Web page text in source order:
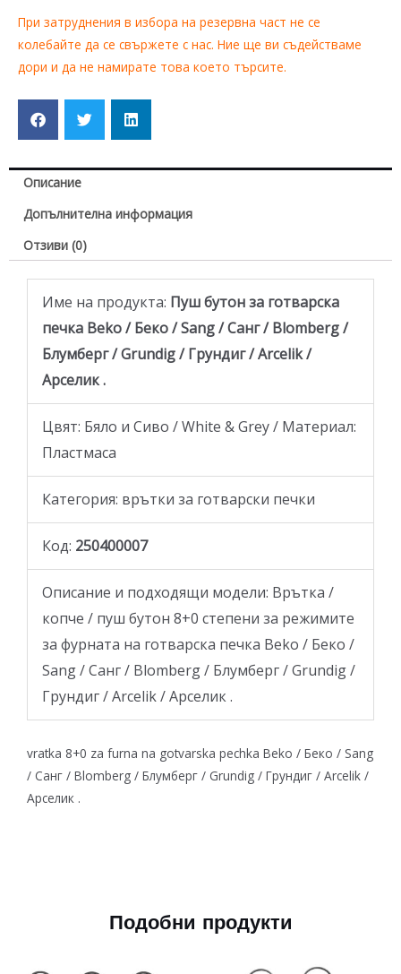
При затруднения в избора на резервна част не се
колебайте да се свържете с нас. Ние ще ви съдействаме
дори и да не намирате това което търсите.
Описание
Допълнителна информация
Отзиви (0)
Име на продукта: Пуш бутонза готварска
печка Beko / Беко / Sang / Санг / Blomberg /
Блумберг / Grundig / Грундиг / Arcelik /
Арселик .
Цвят: Бяло и Сиво / White & Grey / Материал:
Пластмаса
Категория: врътки за готварски печки
Код: 250400007
Описание и подходящи модели: Врътка /
копче / пуш бутон 8+0 степени за режимите
за фурната на готварска печка Beko / Беко /
Sang / Санг / Blomberg / Блумберг / Grundig /
Грундиг / Arcelik / Арселик .
vratka 8+0 za furna na gotvarska pechka Beko / Беко / Sang
/ Санг / Blomberg / Блумберг / Grundig / Грундиг / Arcelik /
Арселик .
Подобни продукти